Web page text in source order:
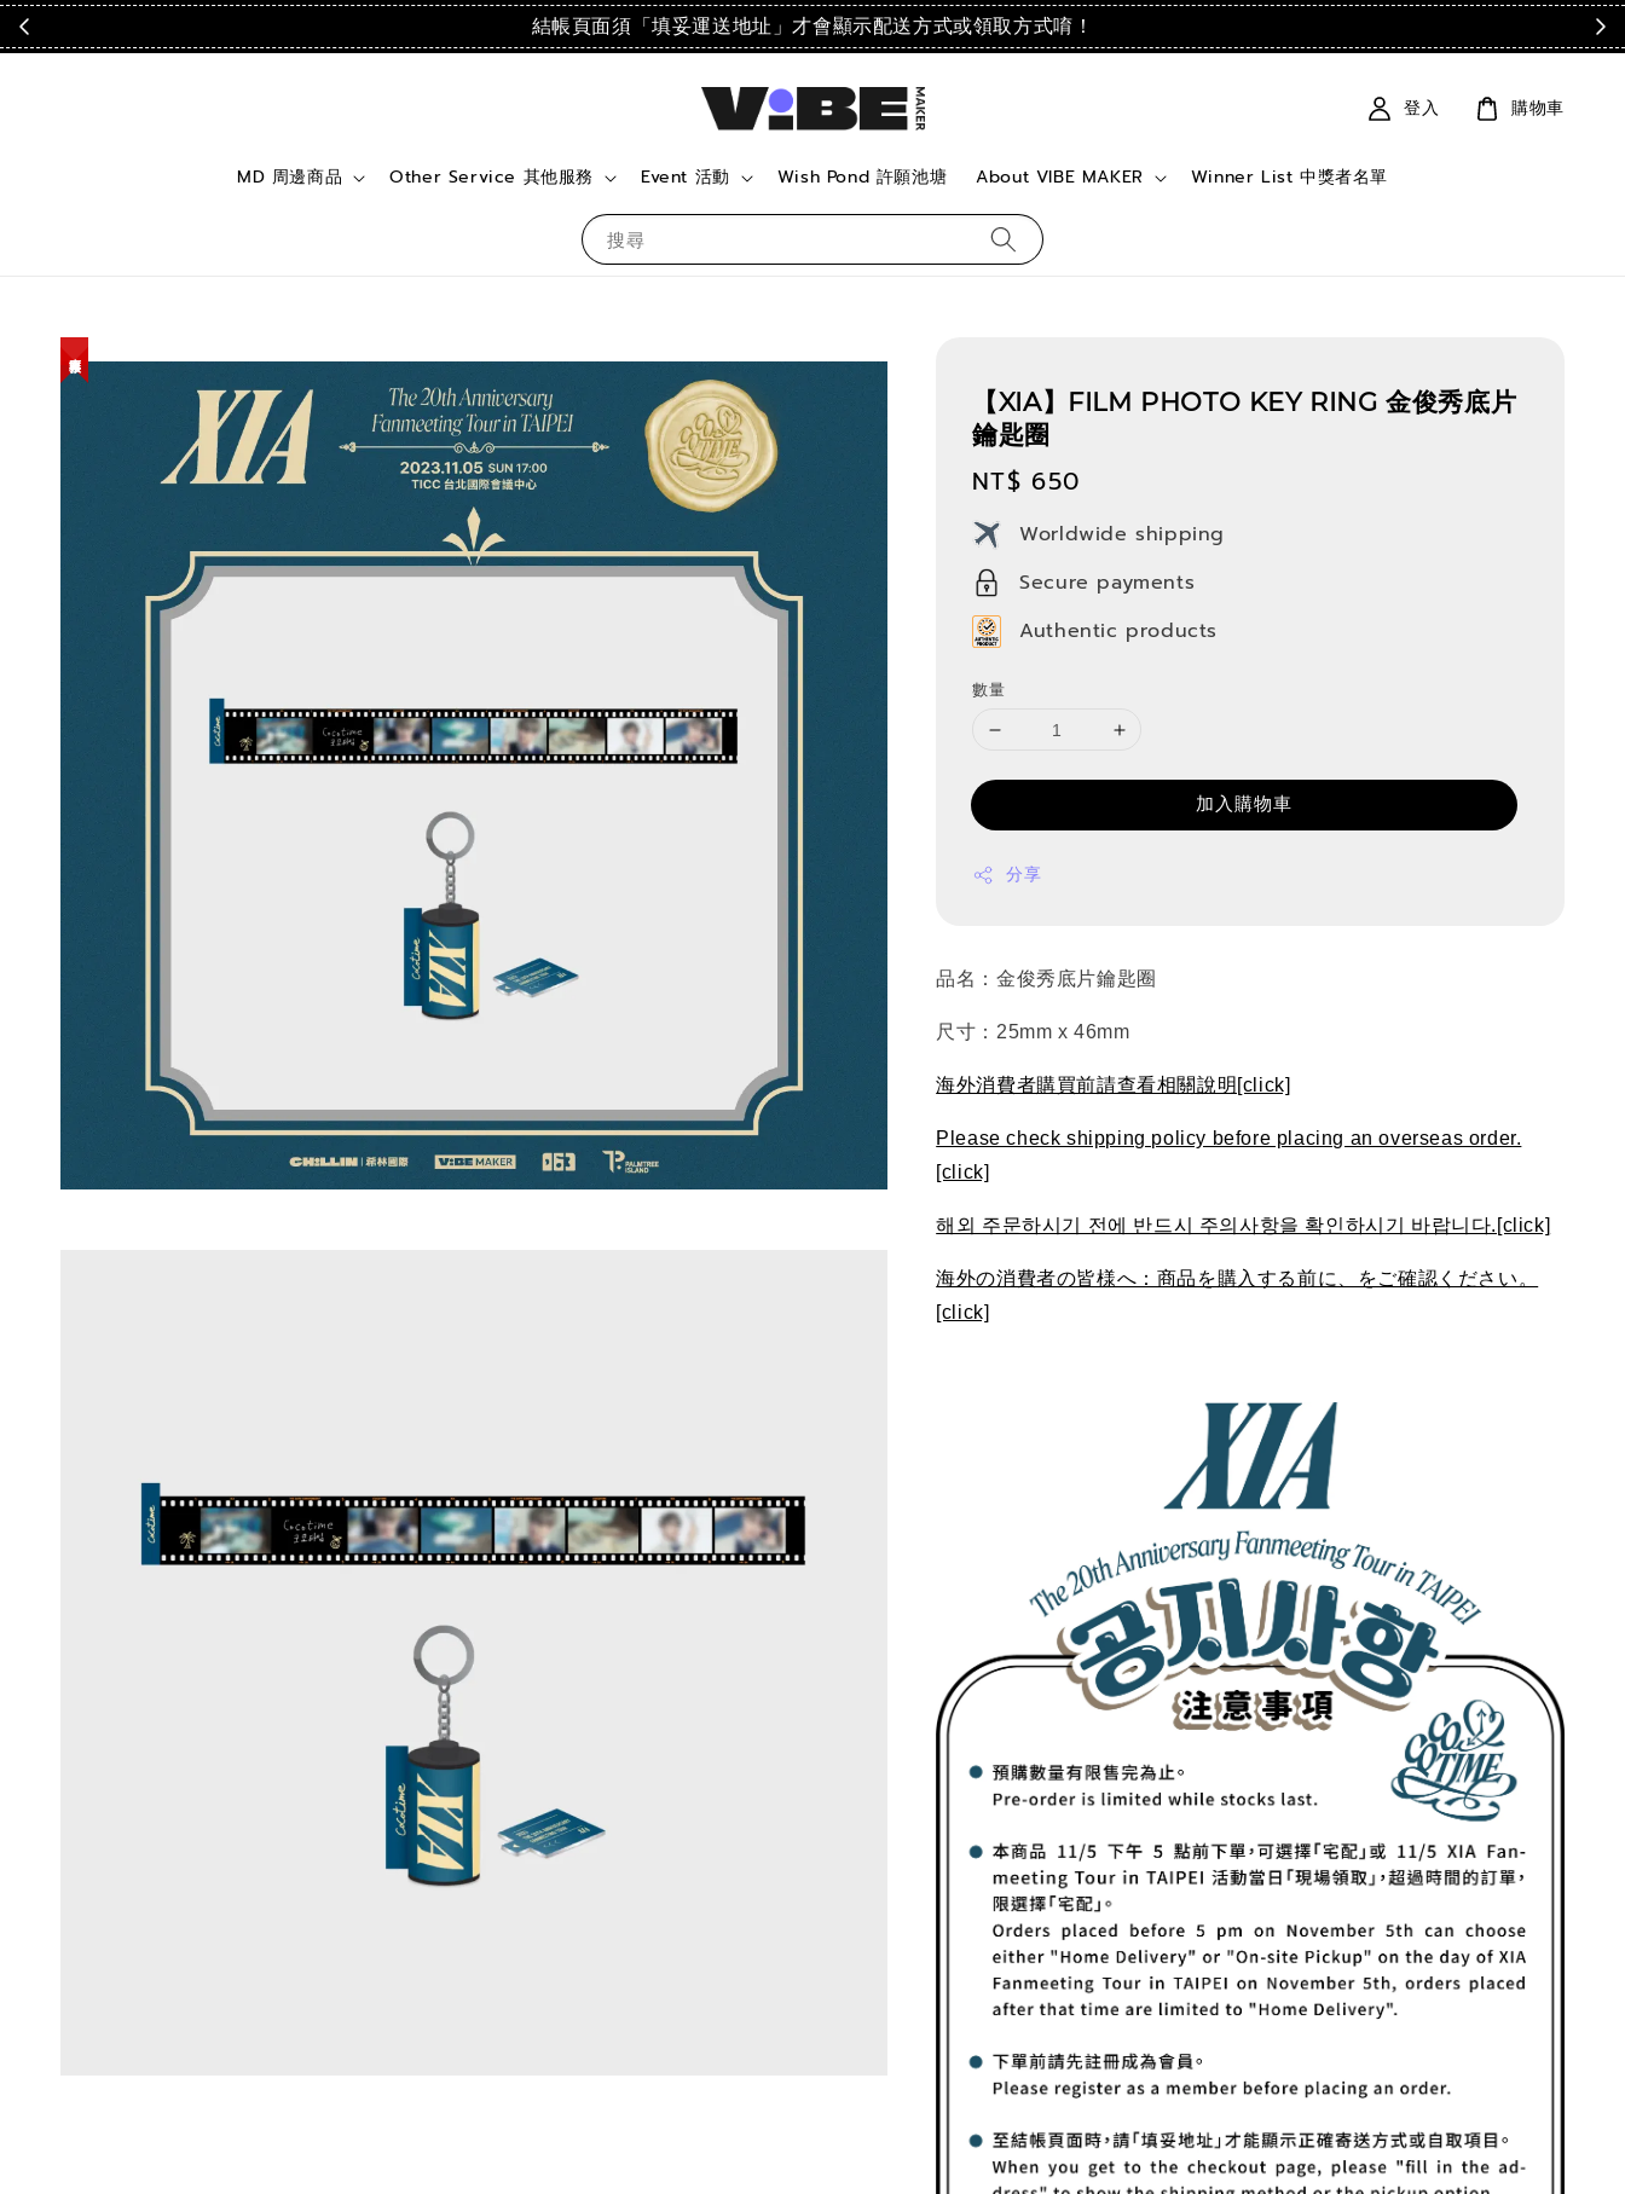
結帳頁面須「填妥運送地址」才會顯示配送方式或領取方式唷！
搜尋
MD 周邊商品 Other Service 其他服務 Event 活動 Wish Pond 許願池塘 About VIBE MAKER Winner List 中獎者名單
登入 購物車
【XIA】FILM PHOTO KEY RING 金俊秀底片
鑰匙圈
Regular
price
NT$ 650
Worldwide shipping
Secure payments
Authentic products
數量
加入購物車
分享
品名：金俊秀底片鑰匙圈
尺寸：25mm x 46mm
海外消費者購買前請查看相關說明[click]
Please check shipping policy before placing an overseas order.
[click]
해외 주문하시기 전에 반드시 주의사항을 확인하시기 바랍니다.[click]
海外の消費者の皆様へ：商品を購入する前に、をご確認ください。
[click]